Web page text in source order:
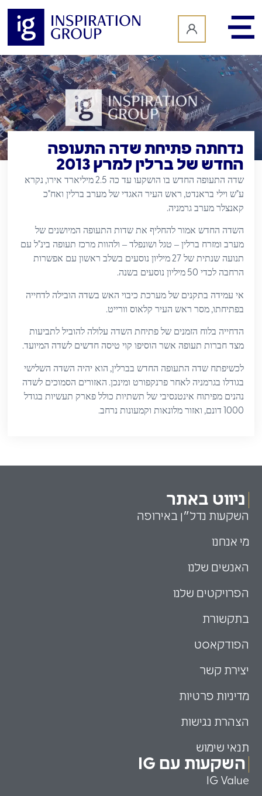
נדחתה פתיחת שדה התעופה
החדש של ברלין למרץ 2013
שדה התעופה החדש בו הושקעו עד כה 2.5 מיליארד אירו, נקרא
ע"ש וילי בראנדט, ראש העיר האגדי של מערב ברלין ואח"כ
קאנצלר מערב גרמניה.
השדה החדש אמור להחליף את שדות התעופה המיושנים של
מערב ומזרח ברלין – טגל ושונפלד – ולהוות מרכז תעופה בינ"ל עם
תנועה שנתית של 27 מיליון נוסעים בשלב ראשון עם אפשרות
הרחבה לכדי 50 מיליון נוסעים בשנה.
אי עמידה בתקנים של מערכת כיבוי האש בשדה הובילה לדחייה
בפתיחתו,מסר ראש העיר קלאוס וורייט.
הדחייה בלוח הזמנים של פתיחת השדה עלולה להוביל לתביעות
מצד חברות תעופה אשר הוסיפו קוי טיסה חדשים לשדה המיועד.
לכשיפתח שדה התעופה החדש בברלין, הוא יהיה השדה השלישי
בגודלו בגרמניה לאחר פרנקפורט ומינכן. האזורים הסמוכים לשדה
נהנים מפיתוח אינטנסיבי של תשתיות כולל פארק תעשיות בגודל
1000 דונם, ואזור מלונאות וקמעונות נרחב.
ניווט באתר
השקעות נדל״ן באירופה
מי אנחנו
האנשים שלנו
הפרויקטים שלנו
בתקשורת
הפודקאסט
יצירת קשר
מדיניות פרטיות
הצהרת נגישות
תנאי שימוש
השקעות עם IG
IG Value